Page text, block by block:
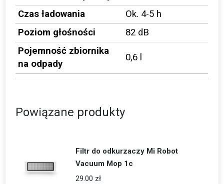
Czas ładowania
Ok. 4-5 h
Poziom głośności
82 dB
Pojemność zbiornika
na odpady
0,6 l
Powiązane produkty
Filtr do odkurzaczy Mi Robot
Vacuum Mop 1c
29.00 zł